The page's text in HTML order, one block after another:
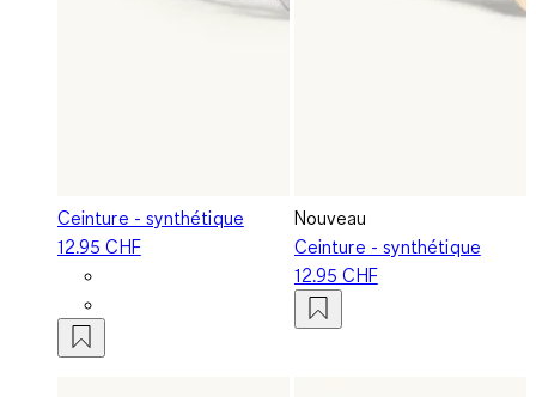
Ceinture - synthétique
12.95 CHF
Nouveau
Ceinture - synthétique
12.95 CHF